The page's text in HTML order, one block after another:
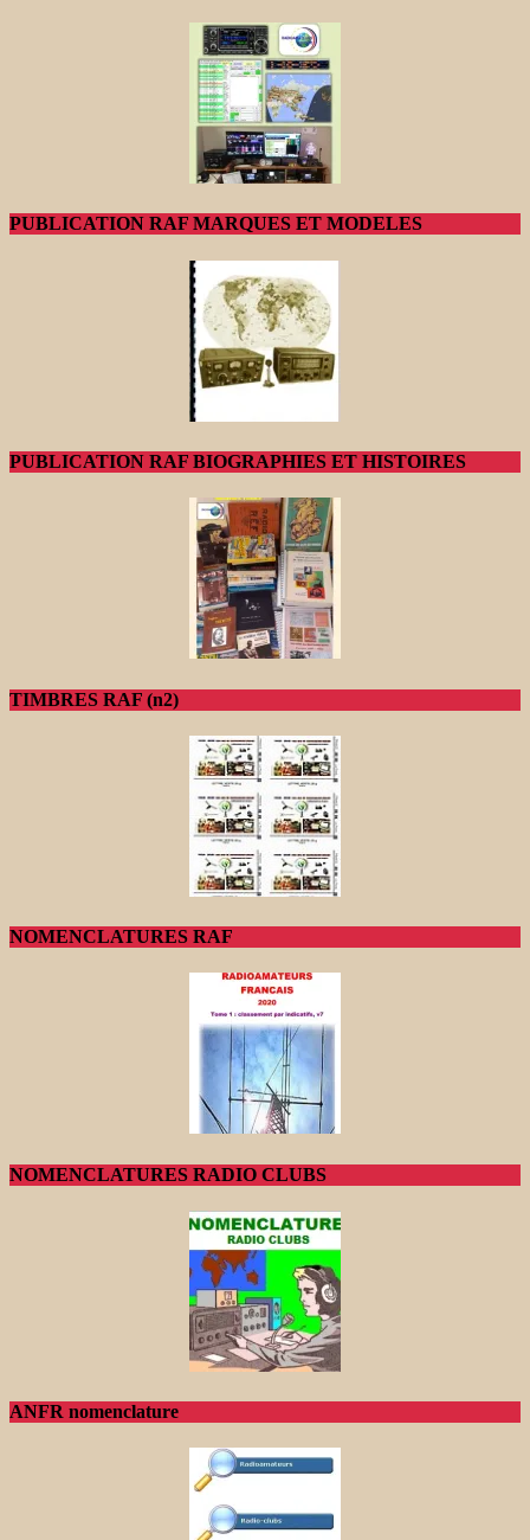
PUBLICATION RAF MARQUES ET MODELES
PUBLICATION RAF BIOGRAPHIES ET HISTOIRES
TIMBRES RAF (n2)
NOMENCLATURES RAF
NOMENCLATURES RADIO CLUBS
ANFR nomenclature